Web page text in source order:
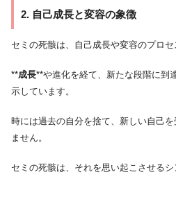
2. 自己成長と変容の象徴
セミの死骸は、自己成長や変容のプロセ
**成長**や進化を経て、新たな段階に到
示しています。
時には過去の自分を捨て、新しい自己
ません。
セミの死骸は、それを思い起こさせるシ